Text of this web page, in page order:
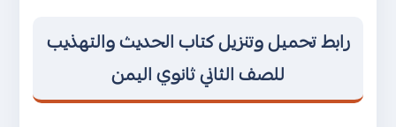
رابط تحميل وتنزيل كتاب الحديث والتهذيب
للصف الثاني ثانوي اليمن